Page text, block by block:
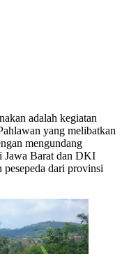
adalah kegiatan
yang melibatkan
mengundang
Jawa Barat dan DKI
dari provinsi